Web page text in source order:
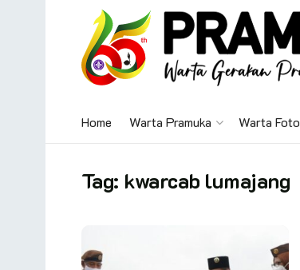
Home Warta Pramuka Warta Foto
Tag: kwarcab lumajang